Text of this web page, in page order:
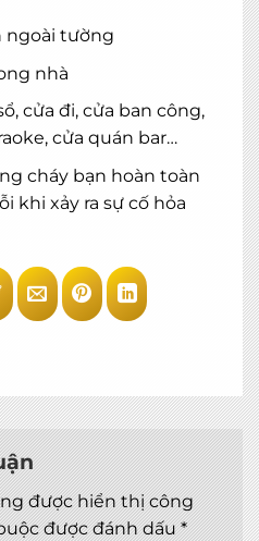
KẾ 3D, ĐO ĐẠC
NGAY
ngoài tường
nhà
cửa đi, cửa ban công,
cửa quán bar…
cháy bạn hoàn toàn
khi xảy ra sự cố hỏa
được hiển thị công
được đánh dấu*